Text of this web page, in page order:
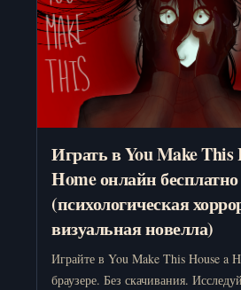
Играть в You Make This
Home онлайн бесплатно
(психологическая
визуальная новелла)
Играйте в You Make This House a
браузере. Без скачивания.